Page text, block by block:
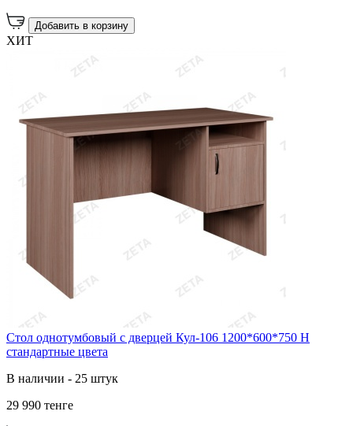
Добавить в корзину
ХИТ
Стол однотумбовый с дверцей Кул-106 1200*600*750 Н
стандартные цвета
В наличии - 25 штук
29 990 тенге